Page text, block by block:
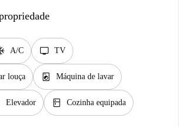
A/C tv TV
louça local_laundry_service Máquina de lavar
Elevador kitchen Cozinha equipada